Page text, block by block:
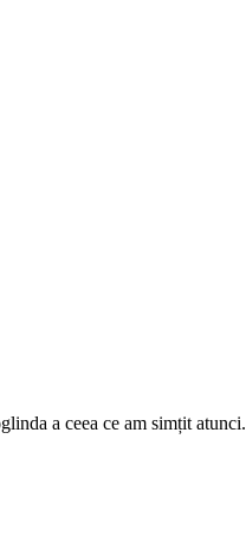
a ceea ce am simțit atunci.